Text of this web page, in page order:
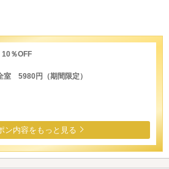
％OFF
全室 5980円（期間限定）
ン内容をもっと見る